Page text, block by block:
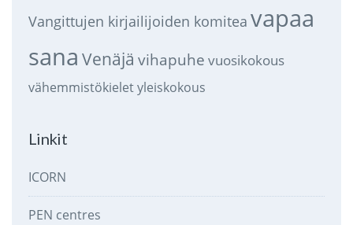
Vangittujen kirjailijoiden komitea vapaa
sana Venäjä vihapuhe vuosikokous
vähemmistökieletyleiskokous
Linkit
ICORN
PEN centres